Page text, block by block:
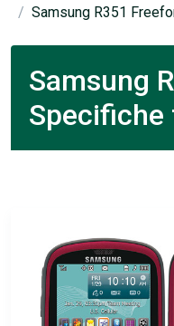
Samsung R351
Samsung
Specifiche